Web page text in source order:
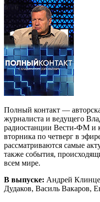
Полный контакт —
журналиста и ведущего
радиостанции Вести-ФМ и
вторника по четверг в
рассматриваются самые
также события,
всем мире.
В выпуске: Андрей
Дудаков, Василь Вакаров,